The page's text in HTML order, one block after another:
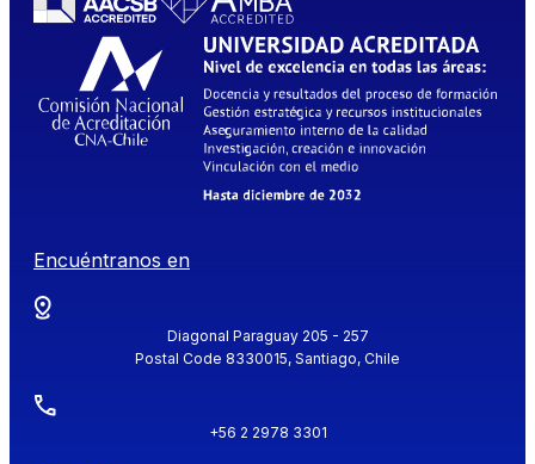
Encuéntranos en
Diagonal Paraguay 205 - 257
Postal Code 8330015, Santiago, Chile
+56 2 2978 3301